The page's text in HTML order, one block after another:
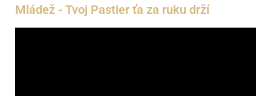
Mládež - Tvoj Pastier ťa za ruku drží